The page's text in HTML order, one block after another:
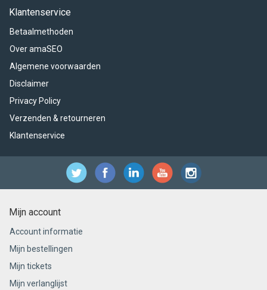
Klantenservice
Betaalmethoden
Over amaSEO
Algemene voorwaarden
Disclaimer
Privacy Policy
Verzenden & retourneren
Klantenservice
Mijn account
Account informatie
Mijn bestellingen
Mijn tickets
Mijn verlanglijst